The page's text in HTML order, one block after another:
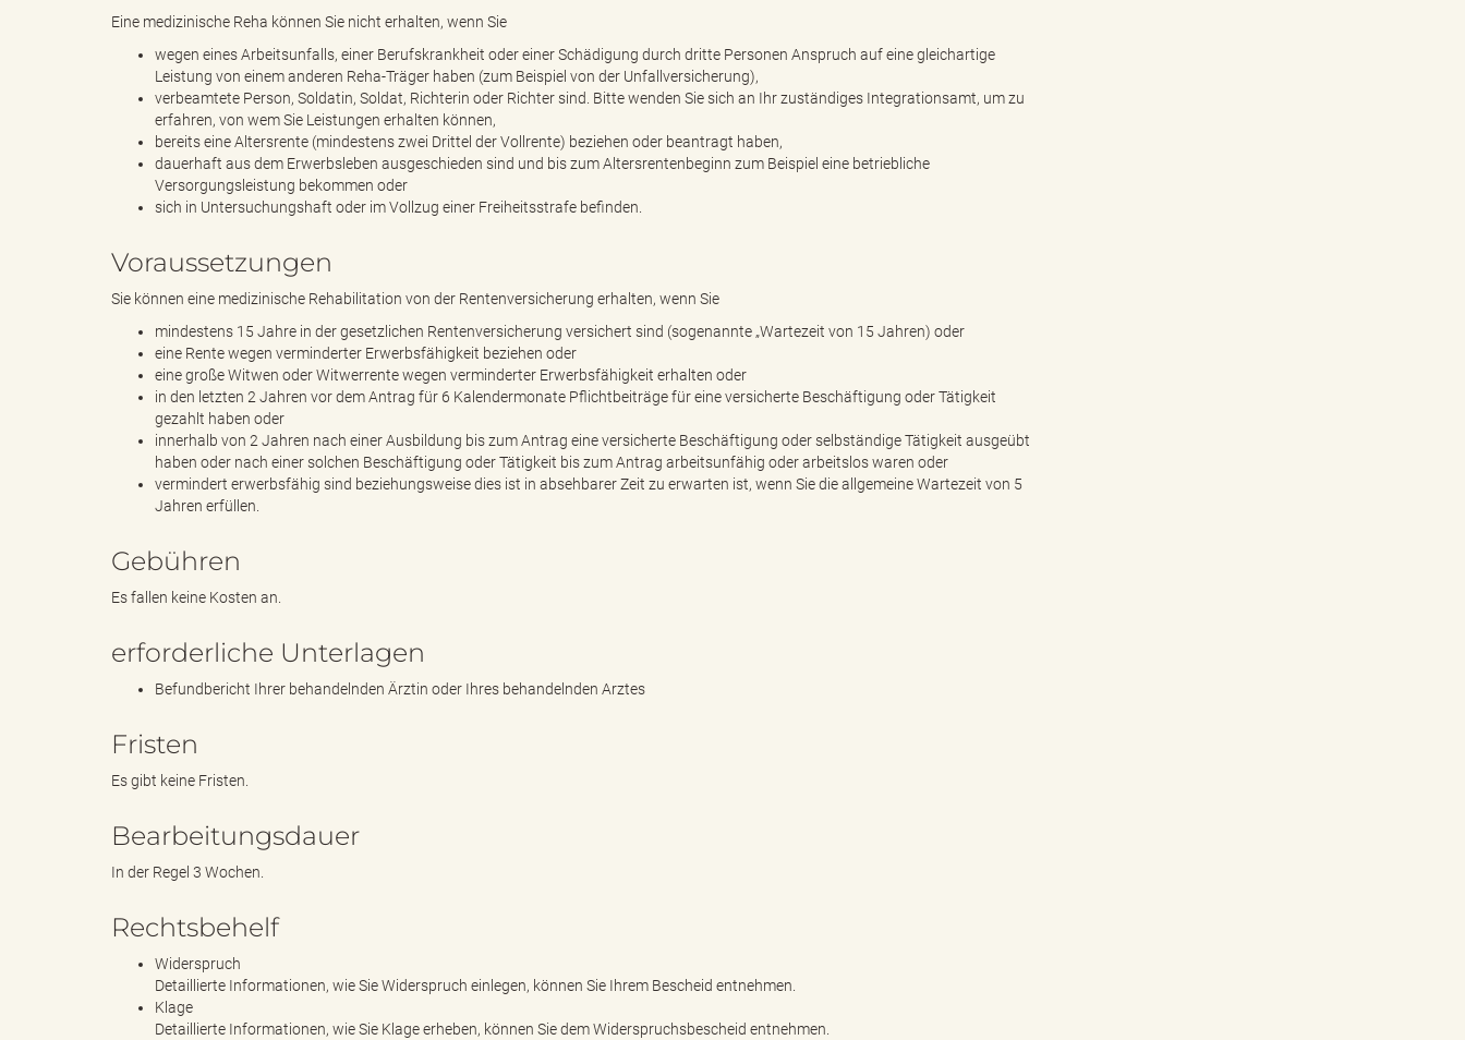
L
d
k
e
Eine medizinische Reha können Sie nicht erhalten, wenn Sie
wegen eines Arbeitsunfalls, einer Berufskrankheit oder einer Schädigung durch dritte Personen Anspruch auf eine gleichartige
Leistung von einem anderen Reha-Träger haben (zum Beispiel von der Unfallversicherung),
verbeamtete Person, Soldatin, Soldat, Richterin oder Richter sind. Bitte wenden Sie sich an Ihr zuständiges Integrationsamt, um zu
erfahren, von wem Sie Leistungen erhalten können,
bereits eine Altersrente (mindestens zwei Drittel der Vollrente) beziehen oder beantragt haben,
dauerhaft aus dem Erwerbsleben ausgeschieden sind und bis zum Altersrentenbeginn zum Beispiel eine betriebliche
Versorgungsleistung bekommen oder
sich in Untersuchungshaft oder im Vollzug einer Freiheitsstrafe befinden.
Voraussetzungen
Sie können eine medizinische Rehabilitation von der Rentenversicherung erhalten, wenn Sie
mindestens 15 Jahre in der gesetzlichen Rentenversicherung versichert sind (sogenannte „Wartezeit von 15 Jahren) oder
eine Rente wegen verminderter Erwerbsfähigkeit beziehen oder
eine große Witwen oder Witwerrente wegen verminderter Erwerbsfähigkeit erhalten oder
in den letzten 2 Jahren vor dem Antrag für 6 Kalendermonate Pflichtbeiträge für eine versicherte Beschäftigung oder Tätigkeit
gezahlt haben oder
innerhalb von 2 Jahren nach einer Ausbildung bis zum Antrag eine versicherte Beschäftigung oder selbständige Tätigkeit ausgeübt
haben oder nach einer solchen Beschäftigung oder Tätigkeit bis zum Antrag arbeitsunfähig oder arbeitslos waren oder
vermindert erwerbsfähig sind beziehungsweise dies ist in absehbarer Zeit zu erwarten ist, wenn Sie die allgemeine Wartezeit von 5
Jahren erfüllen.
Gebühren
Es fallen keine Kosten an.
erforderliche Unterlagen
Befundbericht Ihrer behandelnden Ärztin oder Ihres behandelnden Arztes
Fristen
Es gibt keine Fristen.
Bearbeitungsdauer
In der Regel 3 Wochen.
Rechtsbehelf
Widerspruch
Detaillierte Informationen, wie Sie Widerspruch einlegen, können Sie Ihrem Bescheid entnehmen.
Klage
Detaillierte Informationen, wie Sie Klage erheben, können Sie dem Widerspruchsbescheid entnehmen.